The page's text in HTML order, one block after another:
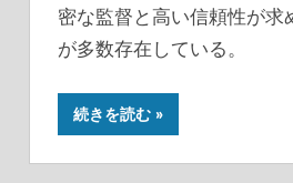
密な監督と高い信頼性が求
が多数存在している。
続きを読む